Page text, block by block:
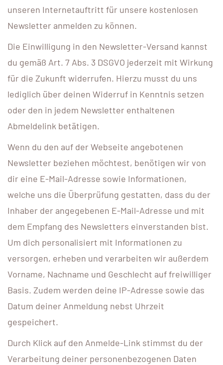
unseren Internetauftritt für unsere kostenlosen
Newsletter anmelden zu können.
Die Einwilligung in den Newsletter-Versand kannst
du gemäß Art. 7 Abs. 3 DSGVO jederzeit mit Wirkung
für die Zukunft widerrufen. Hierzu musst du uns
lediglich über deinen Widerruf in Kenntnis setzen
oder den in jedem Newsletter enthaltenen
Abmeldelink betätigen.
Wenn du den auf der Webseite angebotenen
Newsletter beziehen möchtest, benötigen wir von
dir eine E-Mail-Adresse sowie Informationen,
welche uns die Überprüfung gestatten, dass du der
Inhaber der angegebenen E-Mail-Adresse und mit
dem Empfang des Newsletters einverstanden bist.
Um dich personalisiert mit Informationen zu
versorgen, erheben und verarbeiten wir außerdem
Vorname, Nachname und Geschlecht auf freiwilliger
Basis. Zudem werden deine IP-Adresse sowie das
Datum deiner Anmeldung nebst Uhrzeit
gespeichert.
Durch Klick auf den Anmelde-Link stimmst du der
Verarbeitung deiner personenbezogenen Daten